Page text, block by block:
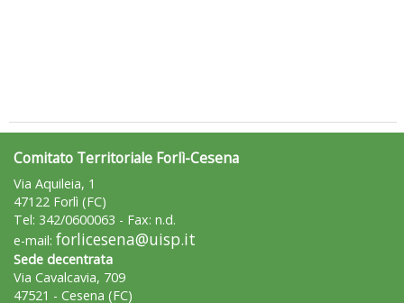
Comitato Territoriale Forlì-Cesena
Via Aquileia, 1
47122 Forlì (FC)
Tel: 342/0600063 - Fax: n.d.
e-mail: forlicesena@uisp.it
Sede decentrata
Via Cavalcavia, 709
47521 - Cesena (FC)